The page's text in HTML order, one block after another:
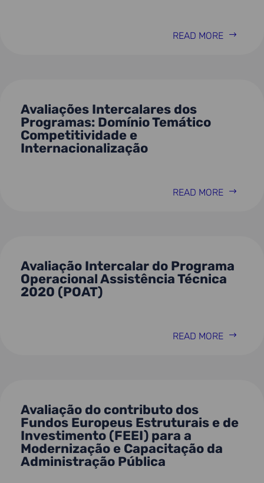
READ MORE
Avaliações Intercalares dos
Programas: Domínio Temático
Competitividade e
Internacionalização
READ MORE
Avaliação Intercalar do Programa
Operacional Assistência Técnica
2020 (POAT)
READ MORE
Avaliação do contributo dos
Fundos Europeus Estruturais e de
Investimento (FEEI) para a
Modernização e Capacitação da
Administração Pública